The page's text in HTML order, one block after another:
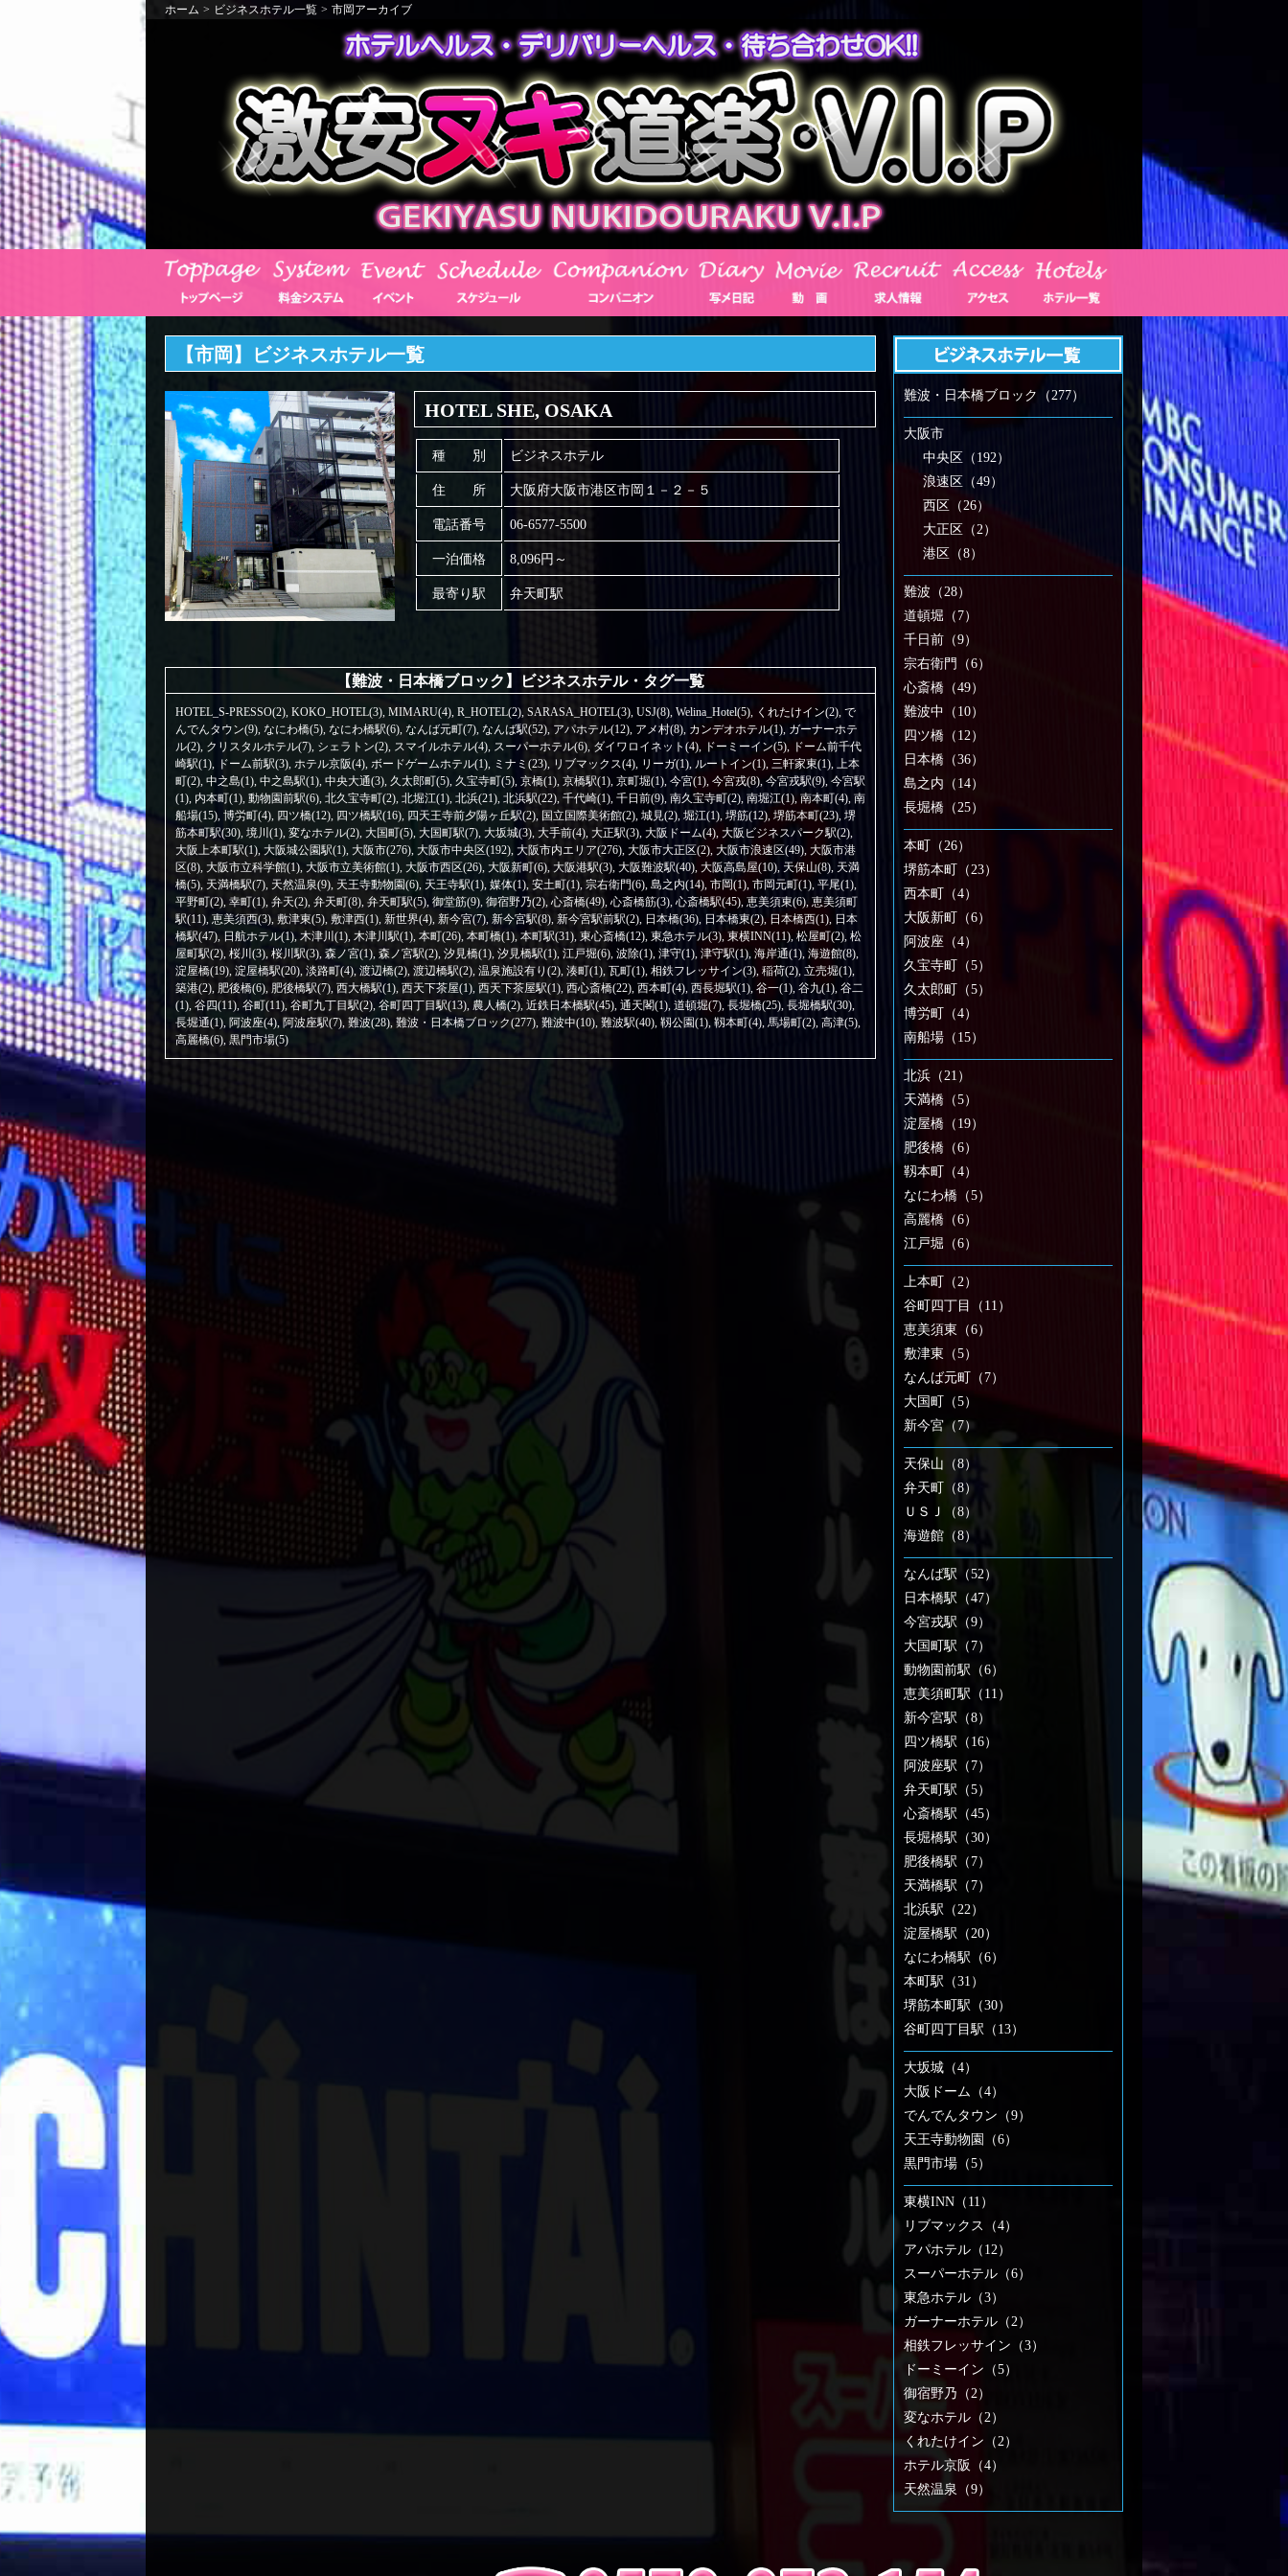
ホーム > ビジネスホテル一覧 > 市岡アーカイブ
【市岡】ビジネスホテル一覧
HOTEL SHE, OSAKA
種 別 ビジネスホテル
住 所 大阪府大阪市港区市岡１－２－５
電話番号 06-6577-5500
一泊価格 8,096円～
最寄り駅 弁天町駅
【難波・日本橋ブロック】ビジネスホテル・タグ一覧
HOTEL_S-PRESSO(2), KOKO_HOTEL(3), MIMARU(4), R_HOTEL(2), SARASA_HOTEL(3), USJ(8), Welina_Hotel(5), くれたけイン(2), で
んでんタウン(9), なにわ橋(5), なにわ橋駅(6), なんば元町(7), なんば駅(52), アパホテル(12), アメ村(8), カンデオホテル(1), ガーナーホテ
ル(2), クリスタルホテル(7), シェラトン(2), スマイルホテル(4), スーパーホテル(6), ダイワロイネット(4), ドーミーイン(5), ドーム前千代
崎駅(1), ドーム前駅(3), ホテル京阪(4), ボードゲームホテル(1), ミナミ(23), リブマックス(4), リーガ(1), ルートイン(1), 三軒家東(1), 上本
町(2), 中之島(1), 中之島駅(1), 中央大通(3), 久太郎町(5), 久宝寺町(5), 京橋(1), 京橋駅(1), 京町堀(1), 今宮(1), 今宮戎(8), 今宮戎駅(9), 今宮駅
(1), 内本町(1), 動物園前駅(6), 北久宝寺町(2), 北堀江(1), 北浜(21), 北浜駅(22), 千代崎(1), 千日前(9), 南久宝寺町(2), 南堀江(1), 南本町(4), 南
船場(15), 博労町(4), 四ツ橋(12), 四ツ橋駅(16), 四天王寺前夕陽ヶ丘駅(2), 国立国際美術館(2), 城見(2), 堀江(1), 堺筋(12), 堺筋本町(23), 堺
筋本町駅(30), 境川(1), 変なホテル(2), 大国町(5), 大国町駅(7), 大坂城(3), 大手前(4), 大正駅(3), 大阪ドーム(4), 大阪ビジネスパーク駅(2),
大阪上本町駅(1), 大阪城公園駅(1), 大阪市(276), 大阪市中央区(192), 大阪市内エリア(276), 大阪市大正区(2), 大阪市浪速区(49), 大阪市港
区(8), 大阪市立科学館(1), 大阪市立美術館(1), 大阪市西区(26), 大阪新町(6), 大阪港駅(3), 大阪難波駅(40), 大阪高島屋(10), 天保山(8), 天満
橋(5), 天満橋駅(7), 天然温泉(9), 天王寺動物園(6), 天王寺駅(1), 媒体(1), 安土町(1), 宗右衛門(6), 島之内(14), 市岡(1), 市岡元町(1), 平尾(1),
平野町(2), 幸町(1), 弁天(2), 弁天町(8), 弁天町駅(5), 御堂筋(9), 御宿野乃(2), 心斎橋(49), 心斎橋筋(3), 心斎橋駅(45), 恵美須東(6), 恵美須町
駅(11), 恵美須西(3), 敷津東(5), 敷津西(1), 新世界(4), 新今宮(7), 新今宮駅(8), 新今宮駅前駅(2), 日本橋(36), 日本橋東(2), 日本橋西(1), 日本
橋駅(47), 日航ホテル(1), 木津川(1), 木津川駅(1), 本町(26), 本町橋(1), 本町駅(31), 東心斎橋(12), 東急ホテル(3), 東横INN(11), 松屋町(2), 松
屋町駅(2), 桜川(3), 桜川駅(3), 森ノ宮(1), 森ノ宮駅(2), 汐見橋(1), 汐見橋駅(1), 江戸堀(6), 波除(1), 津守(1), 津守駅(1), 海岸通(1), 海遊館(8),
淀屋橋(19), 淀屋橋駅(20), 淡路町(4), 渡辺橋(2), 渡辺橋駅(2), 温泉施設有り(2), 湊町(1), 瓦町(1), 相鉄フレッサイン(3), 稲荷(2), 立売堀(1),
築港(2), 肥後橋(6), 肥後橋駅(7), 西大橋駅(1), 西天下茶屋(1), 西天下茶屋駅(1), 西心斎橋(22), 西本町(4), 西長堀駅(1), 谷一(1), 谷九(1), 谷二
(1), 谷四(11), 谷町(11), 谷町九丁目駅(2), 谷町四丁目駅(13), 農人橋(2), 近鉄日本橋駅(45), 通天閣(1), 道頓堀(7), 長堀橋(25), 長堀橋駅(30),
長堀通(1), 阿波座(4), 阿波座駅(7), 難波(28), 難波・日本橋ブロック(277), 難波中(10), 難波駅(40), 靱公園(1), 靱本町(4), 馬場町(2), 高津(5),
高麗橋(6), 黒門市場(5)
難波・日本橋ブロック（277）
大阪市
中央区（192）
浪速区（49）
西区（26）
大正区（2）
港区（8）
難波（28）
道頓堀（7）
千日前（9）
宗右衛門（6）
心斎橋（49）
難波中（10）
四ツ橋（12）
日本橋（36）
島之内（14）
長堀橋（25）
本町（26）
堺筋本町（23）
西本町（4）
大阪新町（6）
阿波座（4）
久宝寺町（5）
久太郎町（5）
博労町（4）
南船場（15）
北浜（21）
天満橋（5）
淀屋橋（19）
肥後橋（6）
靱本町（4）
なにわ橋（5）
高麗橋（6）
江戸堀（6）
上本町（2）
谷町四丁目（11）
恵美須東（6）
敷津東（5）
なんば元町（7）
大国町（5）
新今宮（7）
天保山（8）
弁天町（8）
ＵＳＪ（8）
海遊館（8）
なんば駅（52）
日本橋駅（47）
今宮戎駅（9）
大国町駅（7）
動物園前駅（6）
恵美須町駅（11）
新今宮駅（8）
四ツ橋駅（16）
阿波座駅（7）
弁天町駅（5）
心斎橋駅（45）
長堀橋駅（30）
肥後橋駅（7）
天満橋駅（7）
北浜駅（22）
淀屋橋駅（20）
なにわ橋駅（6）
本町駅（31）
堺筋本町駅（30）
谷町四丁目駅（13）
大坂城（4）
大阪ドーム（4）
でんでんタウン（9）
天王寺動物園（6）
黒門市場（5）
東横INN（11）
リブマックス（4）
アパホテル（12）
スーパーホテル（6）
東急ホテル（3）
ガーナーホテル（2）
相鉄フレッサイン（3）
ドーミーイン（5）
御宿野乃（2）
変なホテル（2）
くれたけイン（2）
ホテル京阪（4）
天然温泉（9）